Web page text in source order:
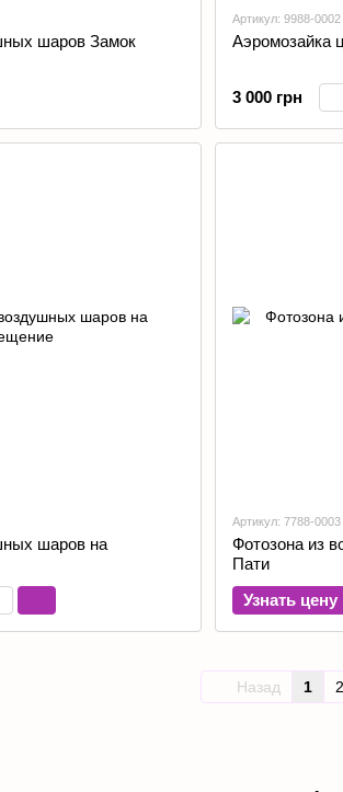
шаров Замок
Артикул: 9988-0002
Аэромозайка
3 000 грн
шаров на
Артикул: 7788-0003
Фотозона из
Пати
Узнать цену
Назад 1 2